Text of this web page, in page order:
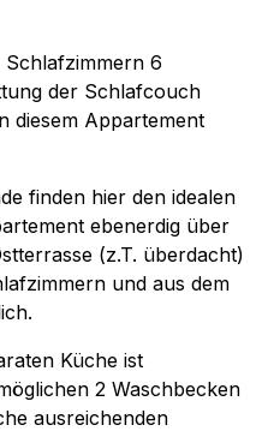
6
der Schlafcouch
diesem Appartement
finden hier den idealen
ebenerdig über
(z.T. überdacht)
und aus dem
Küche ist
2 Waschbecken
ausreichenden